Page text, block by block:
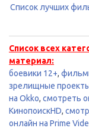
Список лучших
Список всех
материал:
боевики 12+,
зрелищные
на Okko, смотреть
КинопоискHD,
онлайн на Prime